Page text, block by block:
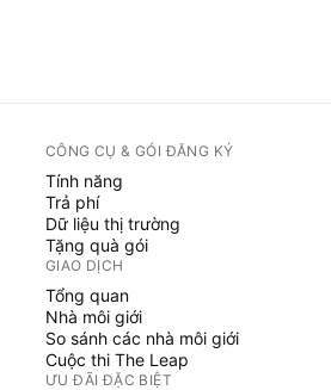
CÔNG CỤ & GÓI ĐĂNG KÝ
Tính năng
Trả phí
Dữ liệu thị trường
Tặng quà gói
GIAO DỊCH
Tổng quan
Nhà môi giới
So sánh các nhà môi giới
Cuộc thi The Leap
ƯU ĐÃI ĐẶC BIỆT